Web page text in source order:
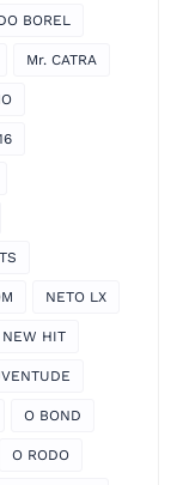
BOREL
Mr. CATRA
NETO LX
NEW HIT
O BOND
O RODO